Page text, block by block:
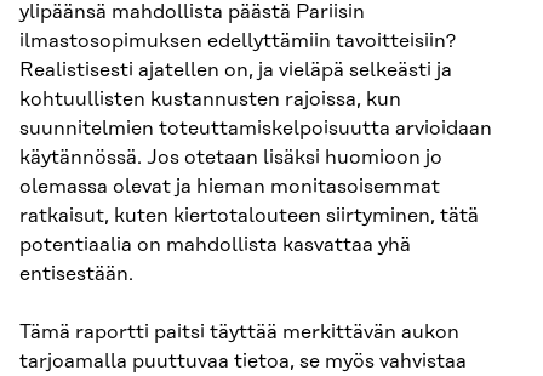
ylipäänsä mahdollista päästä Pariisin
ilmastosopimuksen edellyttämiin tavoitteisiin?
Realistisesti ajatellen on, ja vieläpä selkeästi ja
kohtuullisten kustannusten rajoissa, kun
suunnitelmien toteuttamiskelpoisuutta arvioidaan
käytännössä. Jos otetaan lisäksi huomioon jo
olemassa olevat ja hieman monitasoisemmat
ratkaisut, kuten kiertotalouteen siirtyminen, tätä
potentiaalia on mahdollista kasvattaa yhä
entisestään.
Tämä raportti paitsi täyttää merkittävän aukon
tarjoamalla puuttuvaa tietoa, se myös vahvistaa